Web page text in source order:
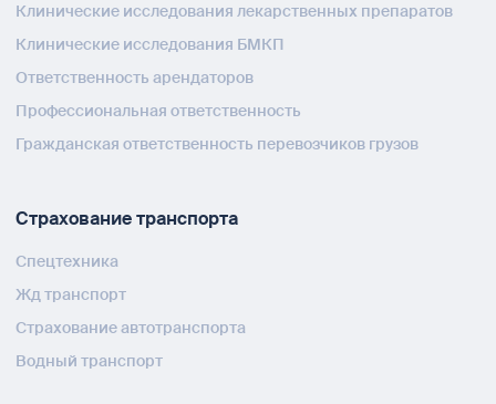
Клинические исследования лекарственных препаратов
Клинические исследования БМКП
Ответственность арендаторов
Профессиональная ответственность
Гражданская ответственность перевозчиков грузов
Страхование транспорта
Спецтехника
Жд транспорт
Страхование автотранспорта
Водный транспорт